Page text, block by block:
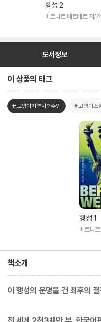
행성 2
베르나르 베르베르 저/
도서정보
이 상품의 태그
#고양이가역사의주인 #고양이소
행성 1
베르나
책소개
이 행성의 운명을 건 최후의
전 세계 2천3백만 부, 한국어